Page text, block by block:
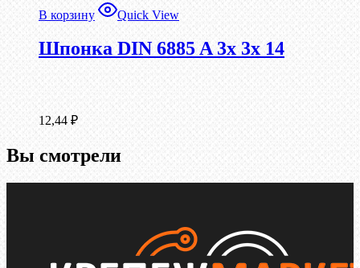
В корзину Quick View
Шпонка DIN 6885 A 3x 3x 14
12,44 ₽
Вы смотрели